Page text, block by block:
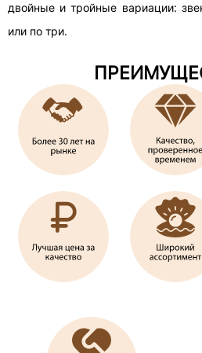
двойные и тройные вариации:
или по три.